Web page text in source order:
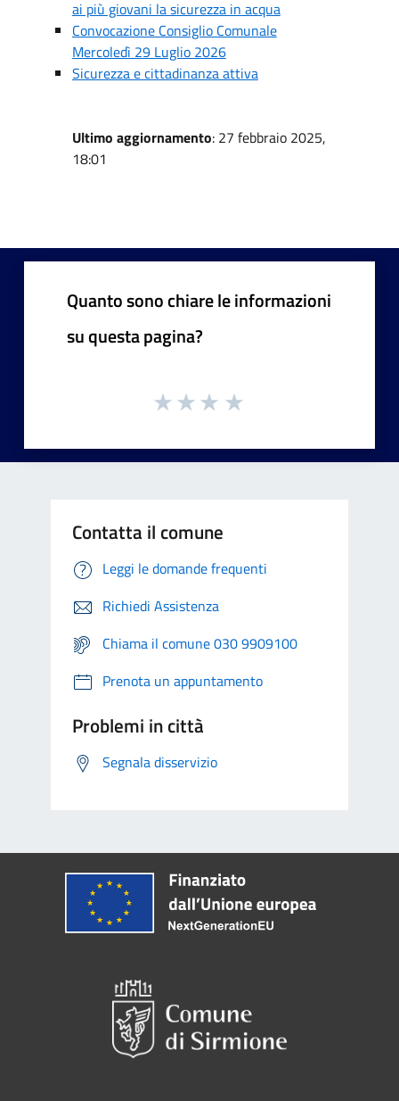
ai più giovani la sicurezza in acqua
Convocazione Consiglio Comunale
Mercoledì 29 Luglio 2026
Sicurezza e cittadinanza attiva
Ultimo aggiornamento: 27 febbraio 2025,
18:01
Quanto sono chiare le informazioni
su questa pagina?
Contatta il comune
Leggi le domande frequenti
Richiedi Assistenza
Chiama il comune 030 9909100
Prenota un appuntamento
Problemi in città
Segnala disservizio